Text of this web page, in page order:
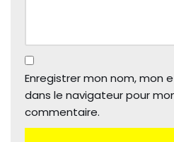
Enregistrer mon nom, mon
dans le navigateur pour
commentaire.